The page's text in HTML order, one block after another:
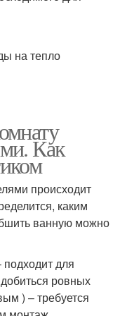
на тепло
Как
происходит
каким
ванную можно
для
ровных
) – требуется